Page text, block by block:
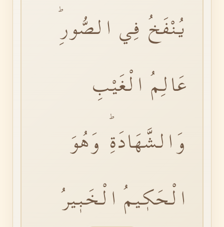
يُنْفَخُ فِي الصُّورِؕ
عَالِمُ الْغَيْبِ
وَالشَّهَادَةِؕ وَهُوَ
الْحَكٖيمُ الْخَبٖيرُ